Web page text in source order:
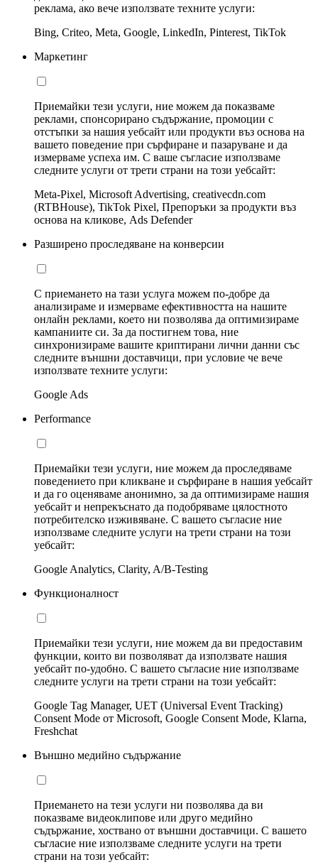
реклама, ако вече използвате техните услуги:
Bing, Criteo, Meta, Google, LinkedIn, Pinterest, TikTok
Маркетинг
Приемайки тези услуги, ние можем да показваме
реклами, спонсорирано съдържание, промоции с
отстъпки за нашия уебсайт или продукти въз основа на
вашето поведение при сърфиране и пазаруване и да
измерваме успеха им. С ваше съгласие използваме
следните услуги от трети страни на този уебсайт:
Meta-Pixel, Microsoft Advertising, creativecdn.com
(RTBHouse), TikTok Pixel, Препоръки за продукти въз
основа на кликове, Ads Defender
Разширено проследяване на конверсии
С приемането на тази услуга можем по-добре да
анализираме и измерваме ефективността на нашите
онлайн реклами, което ни позволява да оптимизираме
кампаниите си. За да постигнем това, ние
синхронизираме вашите криптирани лични данни със
следните външни доставчици, при условие че вече
използвате техните услуги:
Google Ads
Performance
Приемайки тези услуги, ние можем да проследяваме
поведението при кликване и сърфиране в нашия уебсайт
и да го оценяваме анонимно, за да оптимизираме нашия
уебсайт и непрекъснато да подобряваме цялостното
потребителско изживяване. С вашето съгласие ние
използваме следните услуги на трети страни на този
уебсайт:
Google Analytics, Clarity, A/B-Testing
Функционалност
Приемайки тези услуги, ние можем да ви предоставим
функции, които ви позволяват да използвате нашия
уебсайт по-удобно. С вашето съгласие ние използваме
следните услуги на трети страни на този уебсайт:
Google Tag Manager, UET (Universal Event Tracking)
Consent Mode от Microsoft, Google Consent Mode, Klarna,
Freshchat
Външно медийно съдържание
Приемането на тези услуги ни позволява да ви
показваме видеоклипове или друго медийно
съдържание, хоствано от външни доставчици. С вашето
съгласие ние използваме следните услуги на трети
страни на този уебсайт: